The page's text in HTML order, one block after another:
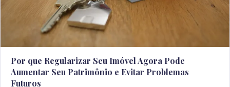
Por que Regularizar Seu Imóvel Agora Pode
Aumentar Seu Patrimônio e Evitar Problemas
Futuros